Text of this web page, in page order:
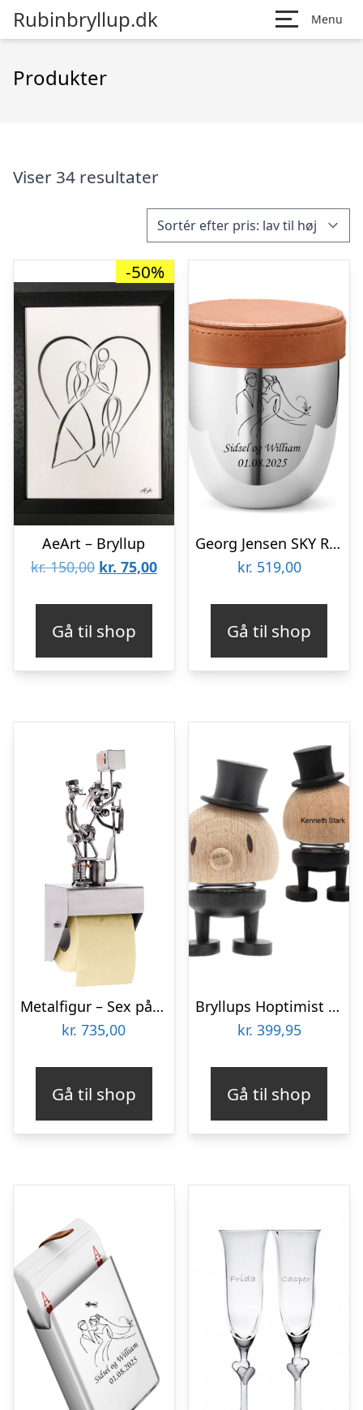
Rubinbryllup.dk Menu
Produkter
Viser 34 resultater
-50%
AeArt – Bryllup
kr.150,00 Den
var:
kr. 150,00.
kr. 75,00Den
kr. 75,00.
Gå til shop
Georg Jensen SKY Raflebæger – Bryllup
kr. 519,00
Gå til shop
Metalfigur – Sex på badeværelset Toiletpapir holder
kr. 735,00
Gå til shop
Bryllups Hoptimist Gom – small
kr. 399,95
Gå til shop